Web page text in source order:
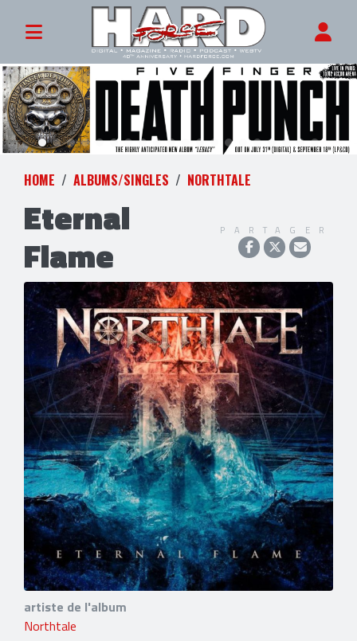
HOME ALBUMS/SINGLES NORTHTALE
Eternal
Flame
PARTAGER
artiste de l'album
Northtale